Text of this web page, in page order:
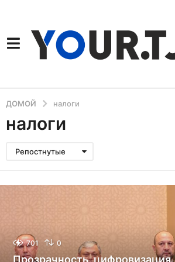
ДОМОЙ налоги
налоги
Репостнутые
701 0
Прозрачность, цифровизация,